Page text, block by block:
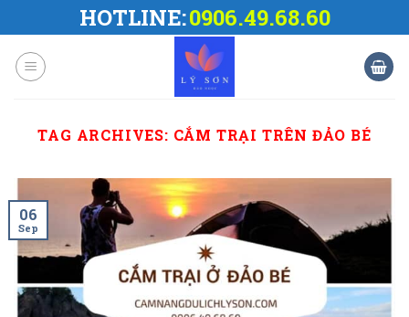
to
content
HOTLINE:0906.49.68.60
TAG ARCHIVES: CẮM TRẠI TRÊN ĐẢO BÉ
06
Sep